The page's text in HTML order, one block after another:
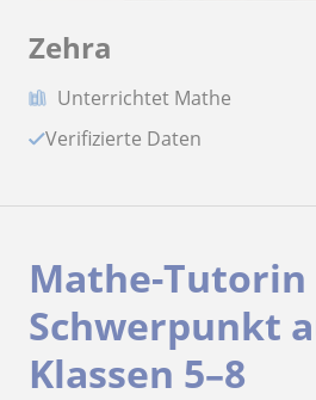
Zehra
Unterrichtet Mathe
Verifizierte Daten
Mathe-
Schwerpunkt
Klassen 5–8